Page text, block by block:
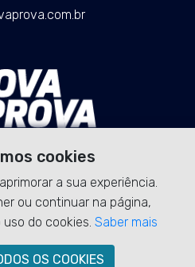
cookies
a sua experiência.
ou continuar na página,
do cookies. Saber mais
OS COOKIES